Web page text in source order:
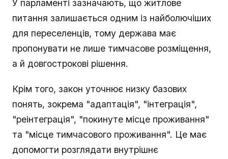
У парламенті зазначають, що житлове
питання залишається одним із найболючіших
для переселенців, тому держава має
пропонувати не лише тимчасове розміщення,
а й довгострокові рішення.
Крім того, закон уточнює низку базових
понять, зокрема "адаптація", "інтеграція",
"реінтеграція", "покинуте місце проживання"
та "місце тимчасового проживання". Це має
допомогти розглядати внутрішнє